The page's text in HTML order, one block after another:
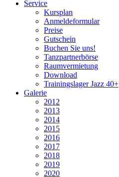
Service
Kursplan
Anmeldeformular
Preise
Gutschein
Buchen Sie uns!
Tanzpartnerbörse
Raumvermietung
Download
Trainingslager Jazz 40+
Galerie
2012
2013
2014
2015
2016
2017
2018
2019
2020